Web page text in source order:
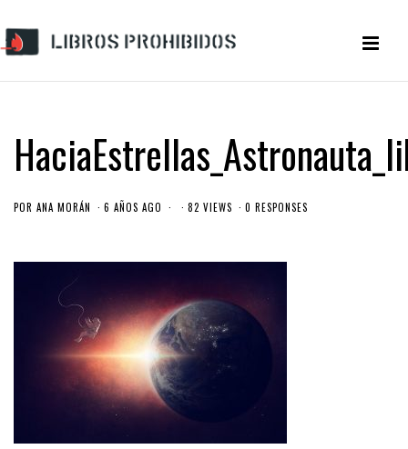
POR ANA MORÁN 6 AÑOS AGO 82 VIEWS 0 RESPONSES